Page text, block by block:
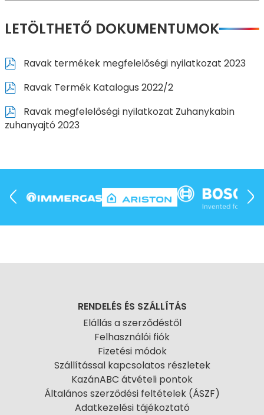
LETÖLTHETŐ DOKUMENTUMOK
Ravak termékek megfelelőségi nyilatkozat 2023
Ravak Termék Katalogus 2022/2
Ravak megfelelőségi nyilatkozat Zuhanykabin
zuhanyajtó 2023
RENDELÉS ÉS SZÁLLÍTÁS
Elállás a szerződéstől
Felhasználói fiók
Fizetési módok
Szállítással kapcsolatos részletek
KazánABC átvételi pontok
Általános szerződési feltételek (ÁSZF)
Adatkezelési tájékoztató